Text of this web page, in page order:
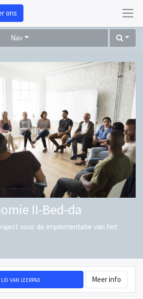
ons
Nav
II-Bed-da
voor de implementatie van het
van leerpad Meer info